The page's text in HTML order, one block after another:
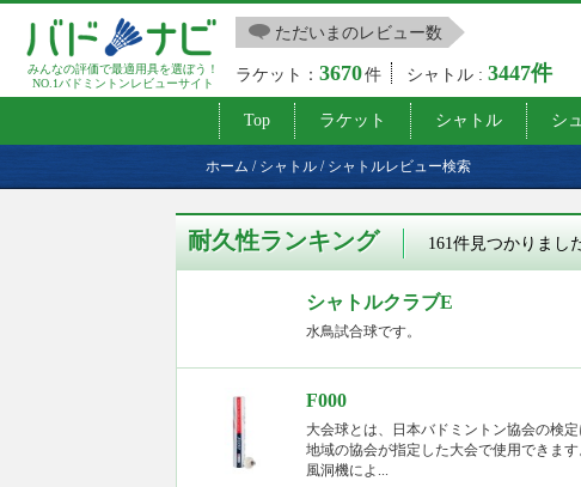
みんなの評価で最適用具を選ぼう！
NO.1バドミントンレビューサイト
ただいまのレビュー数
ラケット：3670件 シャトル :3447件
Top ラケット シャトル シ
ホーム / シャトル / シャトルレビュー検索
耐久性ランキング 161件見つかりまし
シャトルクラブE
水鳥試合球です。
F000
大会球とは、日本バドミントン協会の検
地域の協会が指定した大会で使用できま
風洞機によ...